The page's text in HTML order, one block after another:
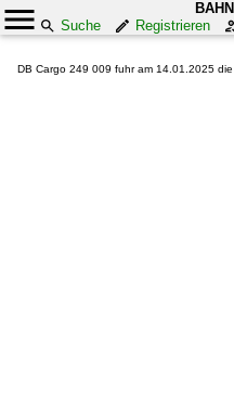
BAHN
Suche
Registrieren
DB Cargo 249 009 fuhr am 14.01.2025